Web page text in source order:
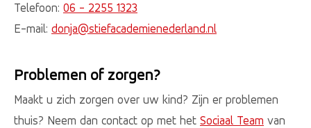
Telefoon: 06 - 2255 1323
E-mail: donja@stiefacademienederland.nl
Problemen of zorgen?
Maakt u zich zorgen over uw kind? Zijn er problemen
thuis? Neem dan contact op met het Sociaal Team van